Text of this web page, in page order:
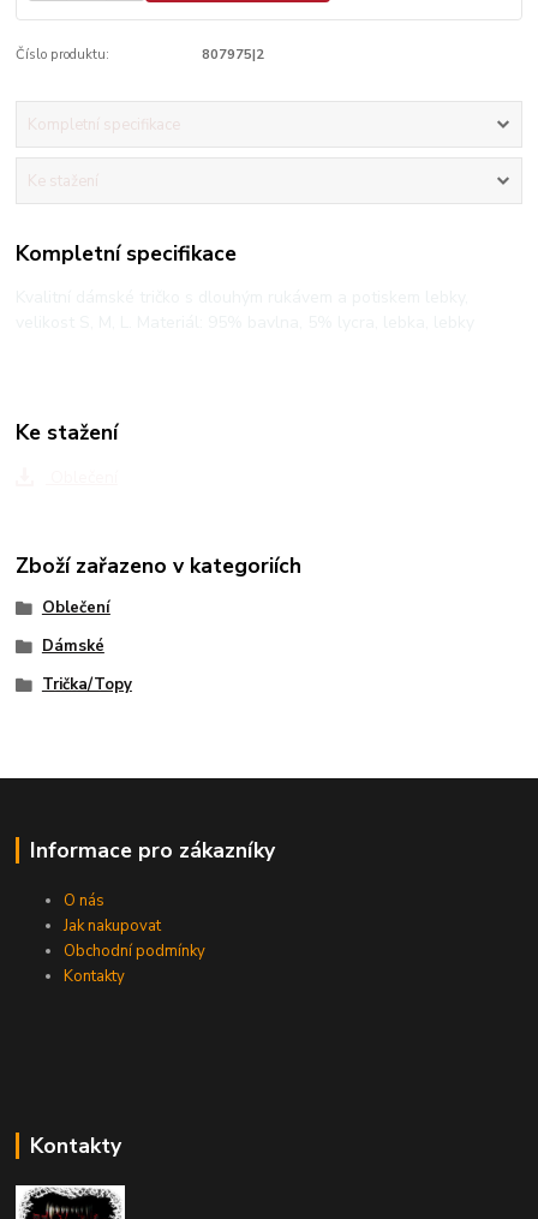
Číslo produktu: 807975|2
Kompletní specifikace
Ke stažení
Kompletní specifikace
Ke stažení
Zboží zařazeno v kategoriích
Oblečení
Dámské
Trička/Topy
Informace pro zákazníky
O nás
Jak nakupovat
Obchodní podmínky
Kontakty
Kontakty